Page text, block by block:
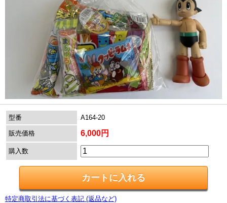
型番 A164-20
販売価格 6,000円
購入数
特定商取引法に基づく表記 (返品など)